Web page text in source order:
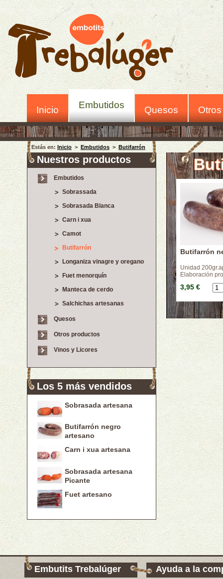
Inicio Embutidos Quesos
Estás en: Inicio > Embutidos > Butifarrón
Nuestros productos
Embutidos
Sobrassada
Sobrasada Blanca
Carn i xua
Camot
Butifarrón
Longaniza vinagre y oregano
Fuet menorquín
Manteca de cerdo
Salchichas artesanas
Quesos
Otros productos
Vinos y Licores
Los 5 más vendidos
Sobrasada artesana
Butifarrón negro
artesano
Carn i xua artesana
Sobrasada artesana
Picante
Fuet artesano
Butifarrón
Unidad
Elaboración
3,95 €
Embutits Trebalúger Ayuda a la